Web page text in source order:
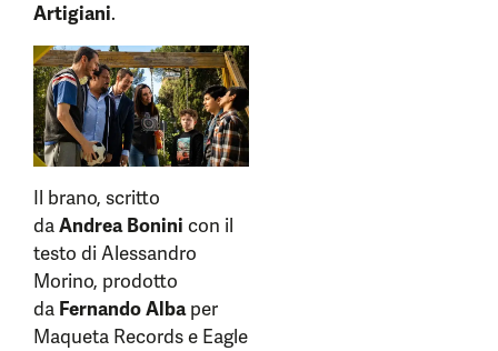
Artigiani.
Il brano, scritto
daAndrea Bonini con il
testo di Alessandro
Morino, prodotto
da Fernando Albaper
Maqueta Records e Eagle